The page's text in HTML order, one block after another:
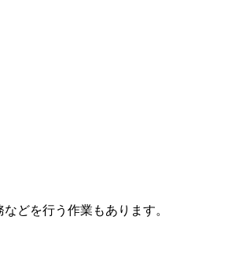
どを行う作業もあります。